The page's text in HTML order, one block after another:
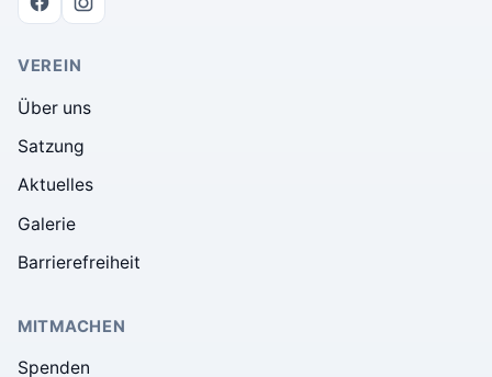
VEREIN
Über uns
Satzung
Aktuelles
Galerie
Barrierefreiheit
MITMACHEN
Spenden